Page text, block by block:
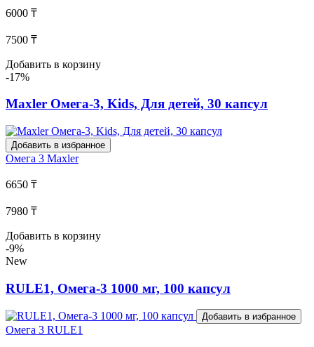
6000 ₸
7500 ₸
Добавить в корзину
-17%
Maxler Омега-3, Kids, Для детей, 30 капсул
Добавить в избранное
Омега 3 Maxler
6650 ₸
7980 ₸
Добавить в корзину
-9%
New
RULE1, Омега-3 1000 мг, 100 капсул
Добавить в избранное
Омега 3 RULE1